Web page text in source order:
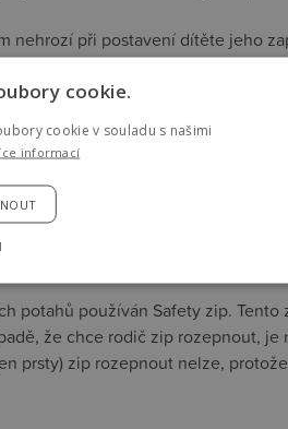
nehrozí při postavení dítěte jeho
polovinu potahu a tu
potahů používán Safety zip.
že chce rodič zip rozepnout,
prsty) zip rozepnout nelze,
cookie.
cookie v souladu s našimi
informací